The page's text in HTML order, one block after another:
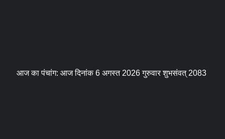
आज का पंचांग: आज दिनांक 6 अगस्त 2026 गुरुवार शुभसंवत् 2083